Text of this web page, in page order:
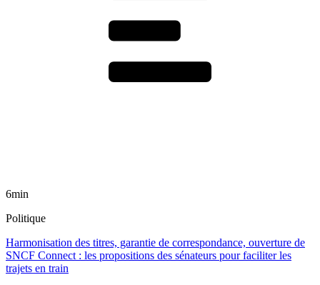
6min
Politique
Harmonisation des titres, garantie de correspondance, ouverture de
SNCF Connect : les propositions des sénateurs pour faciliter les
trajets en train